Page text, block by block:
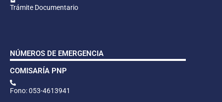
Trámite Documentario
NÚMEROS DE EMERGENCIA
COMISARÍA PNP
Fono: 053-4613941